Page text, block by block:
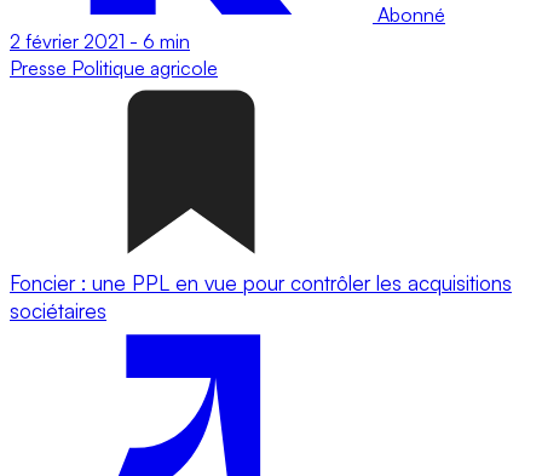
Abonné
2 février 2021 - 6 min
Presse Politique agricole
Foncier : une PPL en vue pour contrôler les acquisitions
sociétaires